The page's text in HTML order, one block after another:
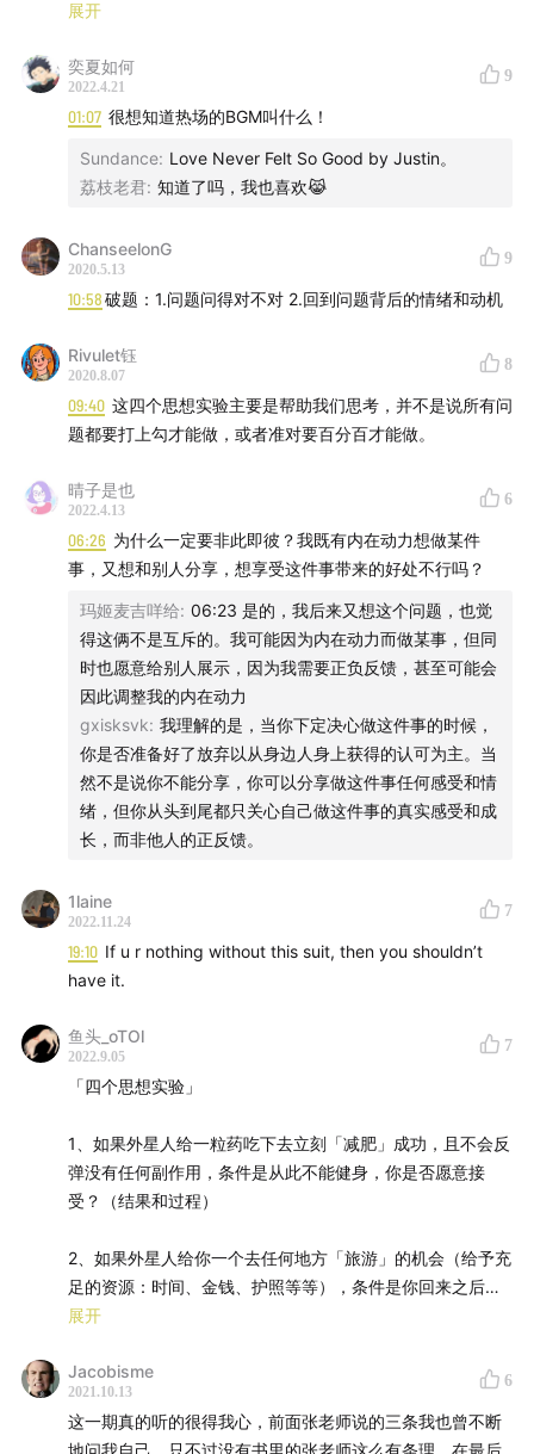
2、如果有一件事你只能默默做，不能告诉其他人，你还愿不
——区分内在动机还是外在动机：是否来源于自己内在的原
动力
3、对于你想做的事件A和事件B，如果能保证A做得越来越
好，但只能在二者中选其一，是否愿意做A而永远不做B？
对你是否重要的标准
4、如果你注定10年后会死去，是否还愿意做这件事。
——如果你知道10年后就会死去，你现在会开始做什么事
这个思维实验是为了帮助自己思考，而并不是考题或者铁
律。
最重要的是能通过这样的刻意练习，在自己的生活中养成不
问自己怎么找到自己真正想做的事情的时候，我们背后的动
机和情绪其实是：
我现在并不满意自己做的事情和工作状态，所以期待当自己
找到这一件“真正喜欢的事情之后”，我就可以改变现在的状
态了
然而实际上，找到自己一件喜欢的事情，并不是救世主，并
不能解决所有的问题。抱有这样的期待，仍然是一种向外探
求的体现。
展开
奕夏如何
2022.4.21
9
01:07 很想知道热场的BGM叫什么！
Sundance: Love Never Felt So Good by Justin。
荔枝老君: 知道了吗，我也喜欢😹
ChanseelonG
2020.5.13
9
10:58破题：1.问题问得对不对 2.回到问题背后的情绪和动机
Rivulet钰
2020.8.07
8
09:40 这四个思想实验主要是帮助我们思考，并不是说所有问
题都要打上勾才能做，或者准对要百分百才能做。
晴子是也
2022.4.13
6
06:26 为什么一定要非此即彼？我既有内在动力想做某件
事，又想和别人分享，想享受这件事带来的好处不行吗？
玛姬麦吉咩给: 06:23 是的，我后来又想这个问题，也觉
得这俩不是互斥的。我可能因为内在动力而做某事，但同
时也愿意给别人展示，因为我需要正负反馈，甚至可能会
因此调整我的内在动力
gxisksvk: 我理解的是，当你下定决心做这件事的时候，
你是否准备好了放弃以从身边人身上获得的认可为主。当
然不是说你不能分享，你可以分享做这件事任何感受和情
绪，但你从头到尾都只关心自己做这件事的真实感受和成
长，而非他人的正反馈。
1laine
2022.11.24
7
19:10 If u r nothing without this suit, then you shouldn’t
have it.
鱼头_oTOl
2022.9.05
7
「四个思想实验」
1、如果外星人给一粒药吃下去立刻「减肥」成功，且不会反
弹没有任何副作用，条件是从此不能健身，你是否愿意接
受？（结果和过程）
2、如果外星人给你一个去任何地方「旅游」的机会（给予充
足的资源：时间、金钱、护照等等），条件是你回来之后不
能跟任何人分享旅行的细节，你是否还愿意参与？（内在动
3、如果外星人帮助你在最喜欢做的两件 X、Y 事情中选择一
件做到全世界最好，条件是另外一件再也不能做了，你是否
展开
Jacobisme
2021.10.13
6
这一期真的听的很得我心，前面张老师说的三条我也曾不断
地问我自己。只不过没有书里的张老师这么有条理。在最后